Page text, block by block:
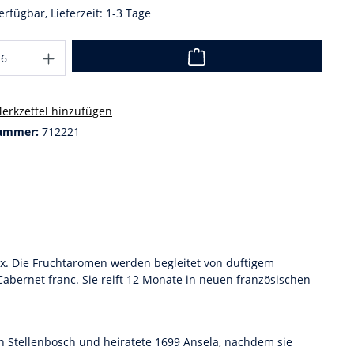
Lieferzeit: 1-3 Tage
hinzufügen
712221
Die Fruchtaromen werden begleitet von duftigem
franc. Sie reift 12 Monate in neuen französischen
und heiratete 1699 Ansela, nachdem sie